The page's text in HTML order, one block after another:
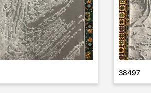
38497